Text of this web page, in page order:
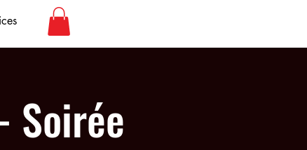
Soirée